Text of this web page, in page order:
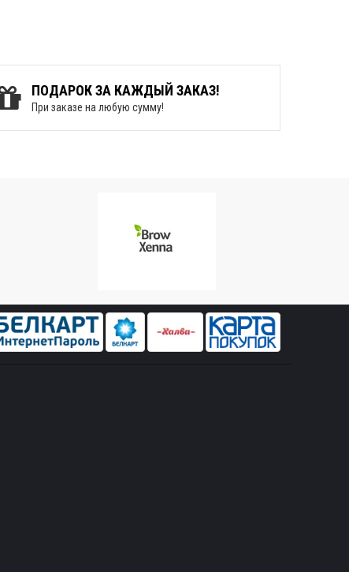
ПОДАРОК ЗА КАЖДЫЙ ЗАКАЗ!
При заказе на любую сумму!